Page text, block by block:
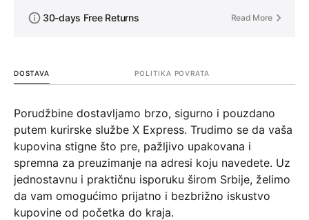
30-days Free Returns Read More
DOSTAVA POLITIKA POVRATA
Porudžbine dostavljamo brzo, sigurno i pouzdano
putem kurirske službe X Express. Trudimo se da vaša
kupovina stigne što pre, pažljivo upakovana i
spremna za preuzimanje na adresi koju navedete. Uz
jednostavnu i praktičnu isporuku širom Srbije, želimo
da vam omogućimo prijatno i bezbrižno iskustvo
kupovine od početka do kraja.